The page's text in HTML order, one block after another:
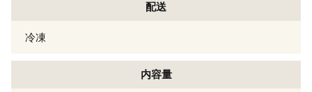
配送
冷凍
内容量